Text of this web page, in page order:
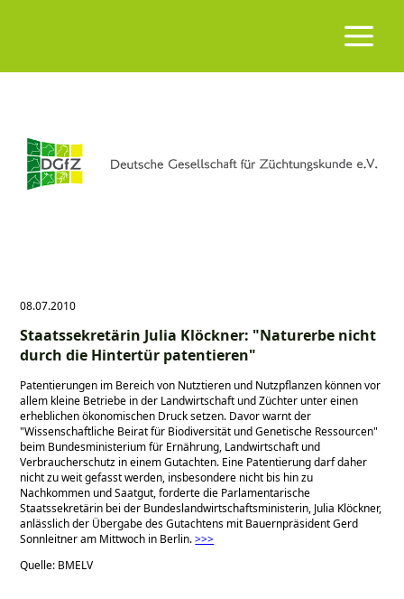
08.07.2010
Staatssekretärin Julia Klöckner: "Naturerbe nicht
durch die Hintertür patentieren"
Patentierungen im Bereich von Nutztieren und Nutzpflanzen können vor
allem kleine Betriebe in der Landwirtschaft und Züchter unter einen
erheblichen ökonomischen Druck setzen. Davor warnt der
Wissenschaftliche Beirat für Biodiversität und Genetische Ressourcen
beim Bundesministerium für Ernährung, Landwirtschaft und
Verbraucherschutz in einem Gutachten. Eine Patentierung darf daher
nicht zu weit gefasst werden, insbesondere nicht bis hin zu
Nachkommen und Saatgut, forderte die Parlamentarische
Staatssekretärin bei der Bundeslandwirtschaftsministerin, Julia Klöckner,
anlässlich der Übergabe des Gutachtens mit Bauernpräsident Gerd
Sonnleitner am Mittwoch in Berlin.>>>
Quelle: BMELV